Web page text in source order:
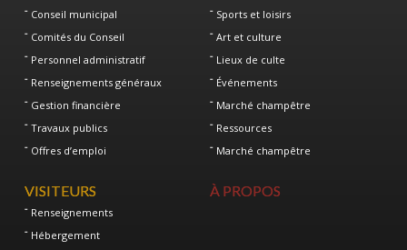
Conseil municipal
Comités du Conseil
Personnel administratif
Renseignements généraux
Gestion financière
Travaux publics
Offres d’emploi
Sports et loisirs
Art et culture
Lieux de culte
Événements
Marché champêtre
Ressources
Marché champêtre
VISITEURS
Renseignements
Hébergement
À PROPOS